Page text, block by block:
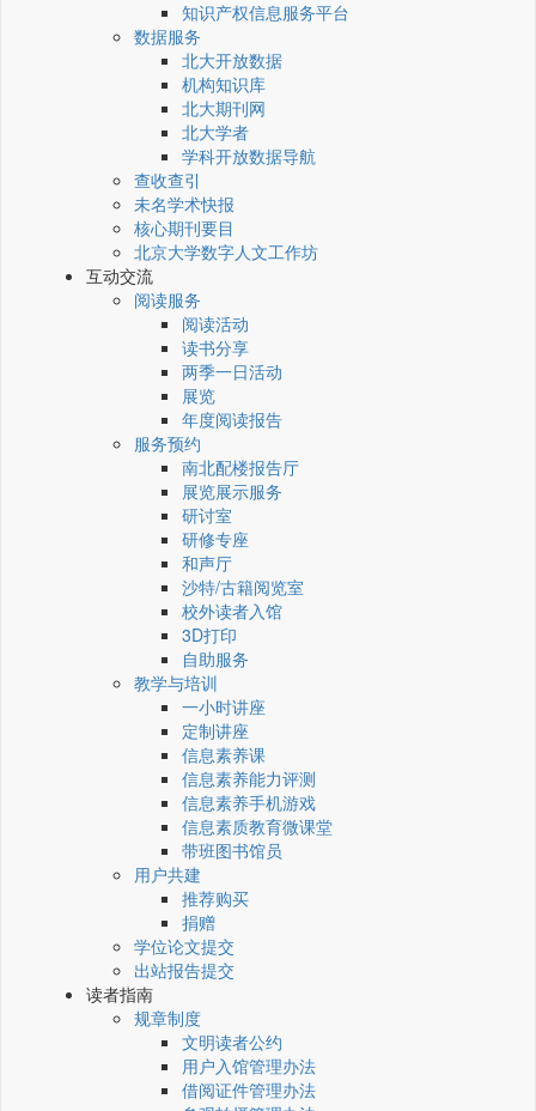
知识产权信息服务平台
数据服务
北大开放数据
机构知识库
北大期刊网
北大学者
学科开放数据导航
查收查引
未名学术快报
核心期刊要目
北京大学数字人文工作坊
互动交流
阅读服务
阅读活动
读书分享
两季一日活动
展览
年度阅读报告
服务预约
南北配楼报告厅
展览展示服务
研讨室
研修专座
和声厅
沙特/古籍阅览室
校外读者入馆
3D打印
自助服务
教学与培训
一小时讲座
定制讲座
信息素养课
信息素养能力评测
信息素养手机游戏
信息素质教育微课堂
带班图书馆员
用户共建
推荐购买
捐赠
学位论文提交
出站报告提交
读者指南
规章制度
文明读者公约
用户入馆管理办法
借阅证件管理办法